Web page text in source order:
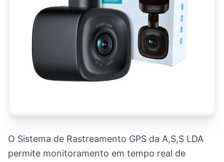
O Sistema de Rastreamento GPS da A,S,S LDA
permite monitoramento em tempo real de